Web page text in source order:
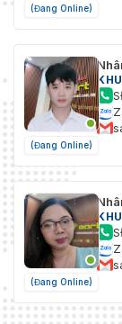
(Đang Online)
(Đang Online)
(Đang Online)